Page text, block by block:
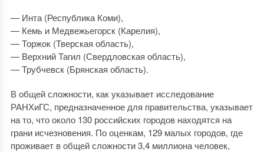
— Инта (Республика Коми),
— Кемь и Медвежьегорск (Карелия),
— Торжок (Тверская область),
— Верхний Тагил (Свердловская область),
— Трубчевск (Брянская область).
В общей сложности, как указывает исследование
РАНХиГС, предназначенное для правительства, указывает
на то, что около 130 российских городов находятся на
грани исчезновения. По оценкам, 129 малых городов, где
проживает в общей сложности 3,4 миллиона человек,